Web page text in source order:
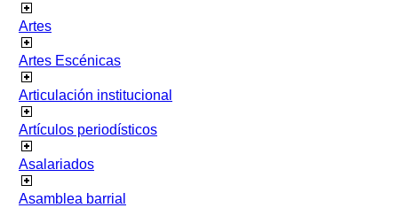
Artes
Artes Escénicas
Articulación institucional
Artículos periodísticos
Asalariados
Asamblea barrial